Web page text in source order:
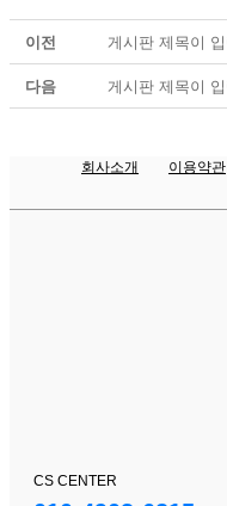
이전 게시판 제목이
다음 게시판 제목이
회사소개 이용약관
CS CENTER